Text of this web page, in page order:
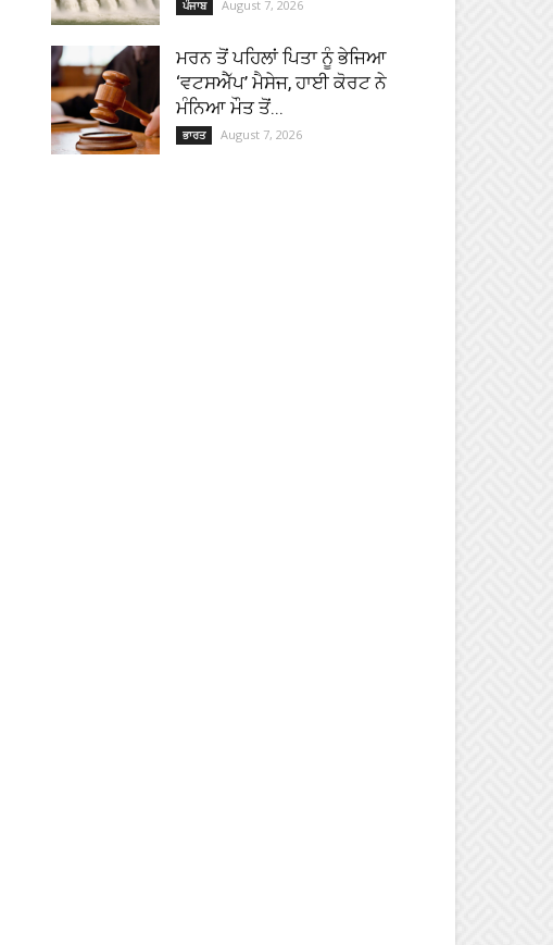
ਪੰਜਾਬ August 7, 2026
ਮਰਨ ਤੋਂ ਪਹਿਲਾਂ ਪਿਤਾ ਨੂੰ ਭੇਜਿਆ
‘ਵਟਸਐੱਪ’ ਮੈਸੇਜ, ਹਾਈ ਕੋਰਟ ਨੇ
ਮੰਨਿਆ ਮੌਤ ਤੋਂ...
ਭਾਰਤ August 7, 2026